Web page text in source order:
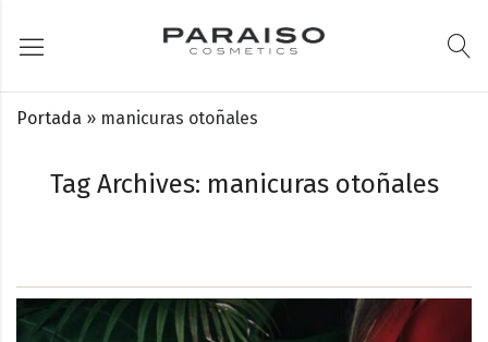
Tag Archives: manicuras otoñales
Portada » manicuras otoñales